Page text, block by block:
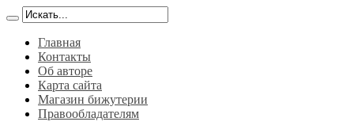
Главная
Контакты
Об авторе
Карта сайта
Магазин бижутерии
Правообладателям